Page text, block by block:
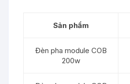
Sản phẩm
Đèn pha module COB
200w